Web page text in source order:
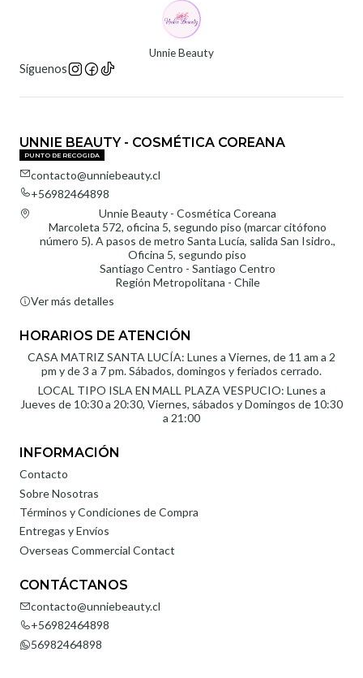
Unnie Beauty
Síguenos
UNNIE BEAUTY - COSMÉTICA COREANA
PUNTO DE RECOGIDA
contacto@unniebeauty.cl
+56982464898
Unnie Beauty - Cosmética Coreana
Marcoleta 572, oficina 5, segundo piso (marcar citófono
número 5). A pasos de metro Santa Lucía, salida San Isidro.,
Oficina 5, segundo piso
Santiago Centro - Santiago Centro
Región Metropolitana - Chile
Ver más detalles
HORARIOS DE ATENCIÓN
CASA MATRIZ SANTA LUCÍA: Lunes a Viernes, de 11 am a 2
pm y de 3 a 7 pm. Sábados, domingos y feriados cerrado.
LOCAL TIPO ISLA EN MALL PLAZA VESPUCIO: Lunes a
Jueves de 10:30 a 20:30, Viernes, sábados y Domingos de 10:30
a 21:00
INFORMACIÓN
Contacto
Sobre Nosotras
Términos y Condiciones de Compra
Entregas y Envíos
Overseas Commercial Contact
CONTÁCTANOS
contacto@unniebeauty.cl
+56982464898
56982464898